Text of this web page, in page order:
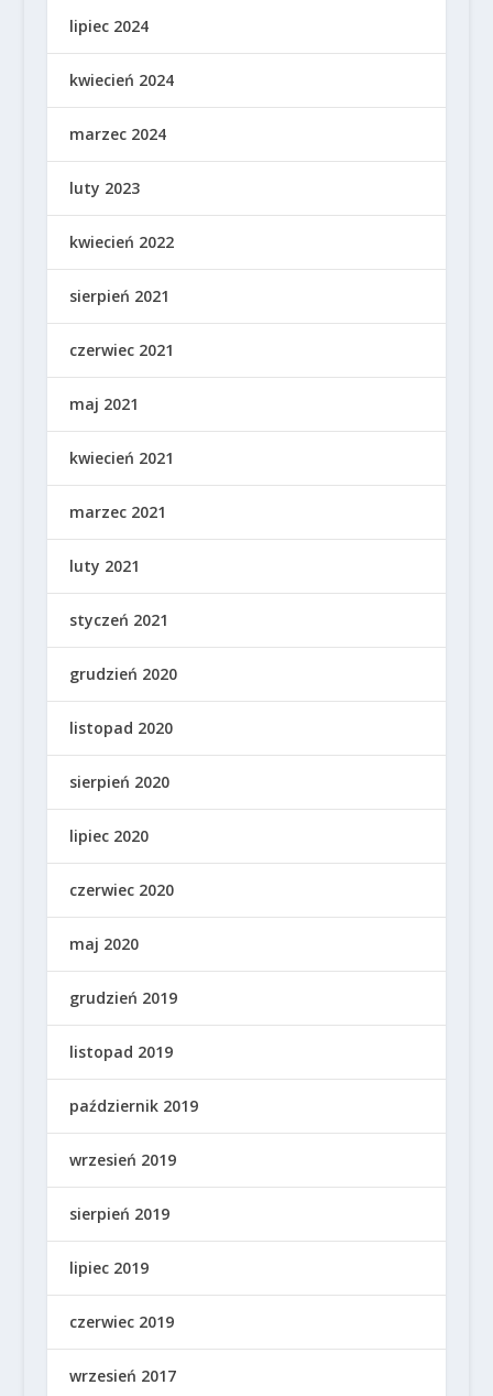
lipiec 2024
kwiecień 2024
marzec 2024
luty 2023
kwiecień 2022
sierpień 2021
czerwiec 2021
maj 2021
kwiecień 2021
marzec 2021
luty 2021
styczeń 2021
grudzień 2020
listopad 2020
sierpień 2020
lipiec 2020
czerwiec 2020
maj 2020
grudzień 2019
listopad 2019
październik 2019
wrzesień 2019
sierpień 2019
lipiec 2019
czerwiec 2019
wrzesień 2017